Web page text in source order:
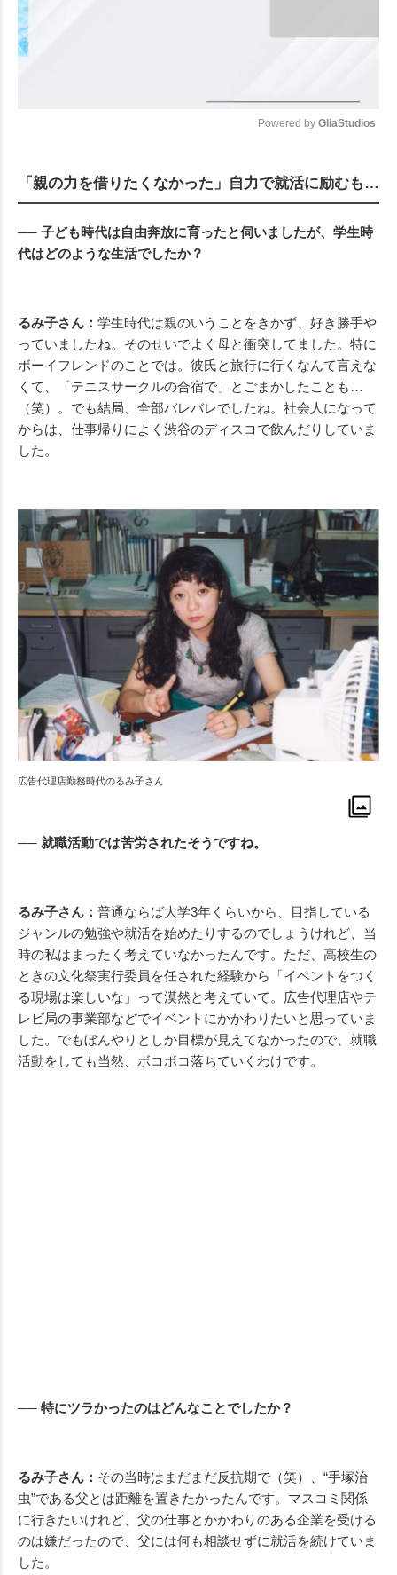
Powered by GliaStudios
「親の力を借りたくなかった」自力で就活に励むも…
── 子ども時代は自由奔放に育ったと伺いましたが、学生時
代はどのような生活でしたか？
るみ子さん： 学生時代は親のいうことをきかず、好き勝手や
っていましたね。そのせいでよく母と衝突してました。特に
ボーイフレンドのことでは。彼氏と旅行に行くなんて言えな
くて、「テニスサークルの合宿で」とごまかしたことも…
（笑）。でも結局、全部バレバレでしたね。社会人になって
からは、仕事帰りによく渋谷のディスコで飲んだりしていま
した。
広告代理店勤務時代のるみ子さん
── 就職活動では苦労されたそうですね。
るみ子さん： 普通ならば大学3年くらいから、目指している
ジャンルの勉強や就活を始めたりするのでしょうけれど、当
時の私はまったく考えていなかったんです。ただ、高校生の
ときの文化祭実行委員を任された経験から「イベントをつく
る現場は楽しいな」って漠然と考えていて。広告代理店やテ
レビ局の事業部などでイベントにかかわりたいと思っていま
した。でもぼんやりとしか目標が見えてなかったので、就職
活動をしても当然、ボコボコ落ちていくわけです。
── 特にツラかったのはどんなことでしたか？
るみ子さん： その当時はまだまだ反抗期で（笑）、“手塚治
虫”である父とは距離を置きたかったんです。マスコミ関係
に行きたいけれど、父の仕事とかかわりのある企業を受ける
のは嫌だったので、父には何も相談せずに就活を続けていま
した。